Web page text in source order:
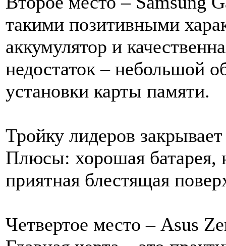
такими позитивными
аккумулятор и
недостаток – небольшой
установки карты памяти.
Тройку лидеров
Плюсы: хорошая батарея,
приятная блестящая
Четвертое место – Asus